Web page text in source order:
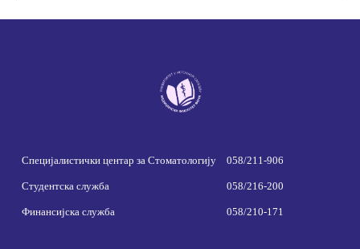
Специјалистички центар за Стоматологију 058/211-906
Студентска служба 058/216-200
Финансијска служба 058/210-171